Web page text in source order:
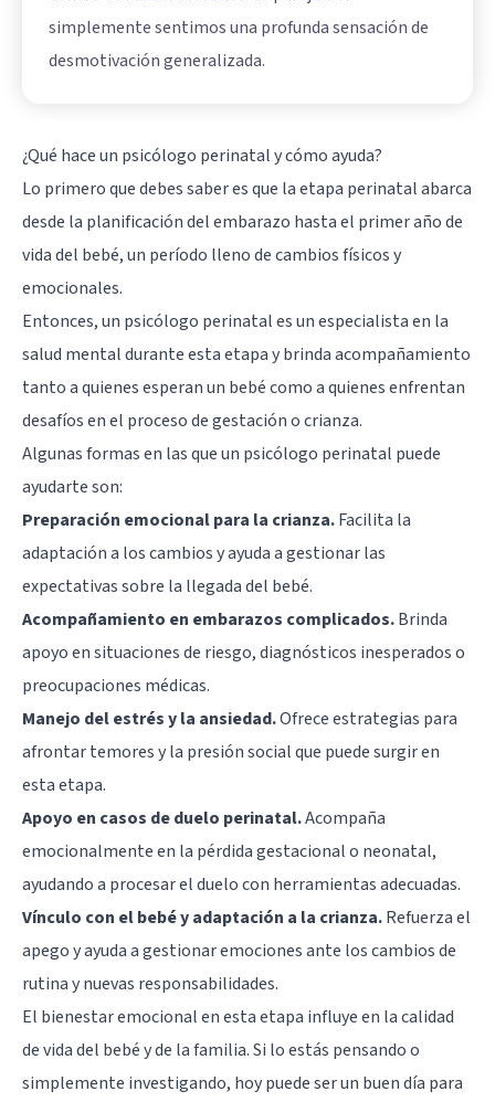
simplemente sentimos una profunda sensación de
desmotivación generalizada.
¿Qué hace un psicólogo perinatal y cómo ayuda?
Lo primero que debes saber es que la etapa perinatal abarca
desde la planificación del embarazo hasta el primer año de
vida del bebé, un período lleno de cambios físicos y
emocionales.
Entonces, un psicólogo perinatal es un especialista en la
salud mental durante esta etapa y brinda acompañamiento
tanto a quienes esperan un bebé como a quienes enfrentan
desafíos en el proceso de gestación o crianza.
Algunas formas en las que un psicólogo perinatal puede
ayudarte son:
Preparación emocional para la crianza.Facilita la
adaptación a los cambios y ayuda a gestionar las
expectativas sobre la llegada del bebé.
Acompañamiento en embarazos complicados.Brinda
apoyo en situaciones de riesgo, diagnósticos inesperados o
preocupaciones médicas.
Manejo del estrés y la ansiedad.Ofrece estrategias para
afrontar temores y la presión social que puede surgir en
esta etapa.
Apoyo en casos de duelo perinatal.Acompaña
emocionalmente en la pérdida gestacional o neonatal,
ayudando a procesar el duelo con herramientas adecuadas.
Vínculo con el bebé y adaptación a la crianza.Refuerza el
apego y ayuda a gestionar emociones ante los cambios de
rutina y nuevas responsabilidades.
El bienestar emocional en esta etapa influye en la calidad
de vida del bebé y de la familia. Si lo estás pensando o
simplemente investigando, hoy puede ser un buen día para